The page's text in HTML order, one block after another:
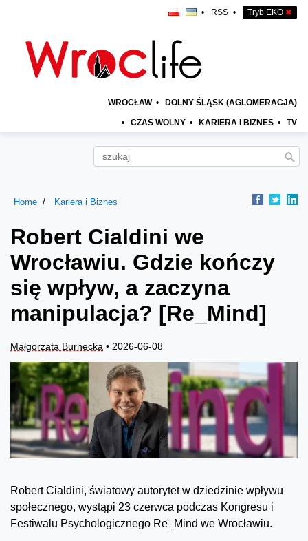
• RSS • Tryb EKO ✖
WROCŁAW • DOLNY ŚLĄSK (AGLOMERACJA)
• CZAS WOLNY • KARIERA I BIZNES • TV
Home Kariera i Biznes
Robert Cialdini we
Wrocławiu. Gdzie kończy
się wpływ, a zaczyna
manipulacja? [Re_Mind]
Małgorzata Burnecka • 2026-06-08
Robert Cialdini, światowy autorytet w dziedzinie wpływu
społecznego, wystąpi 23 czerwca podczas Kongresu i
Festiwalu Psychologicznego Re_Mind we Wrocławiu.